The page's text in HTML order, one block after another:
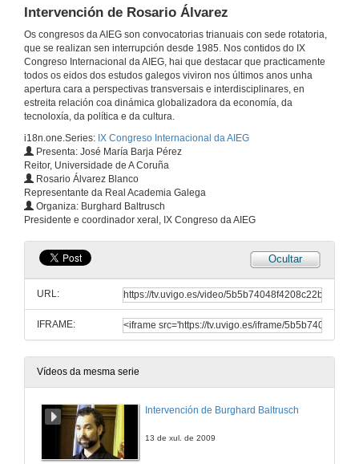
Intervención de Rosario Álvarez
Os congresos da AIEG son convocatorias trianuais con sede rotatoria,
que se realizan sen interrupción desde 1985. Nos contidos do IX
Congreso Internacional da AIEG, hai que destacar que practicamente
todos os eidos dos estudos galegos viviron nos últimos anos unha
apertura cara a perspectivas transversais e interdisciplinares, en
estreita relación coa dinámica globalizadora da economía, da
tecnoloxía, da política e da cultura.
i18n.one.Series: IX Congreso Internacional da AIEG
Presenta: José María Barja Pérez
Reitor, Universidade de A Coruña
Rosario Álvarez Blanco
Representante da Real Academia Galega
Organiza: Burghard Baltrusch
Presidente e coordinador xeral, IX Congreso da AIEG
Ocultar
URL:
IFRAME:
Vídeos da mesma serie
Intervención de Burghard Baltrusch
13 de xul. de 2009